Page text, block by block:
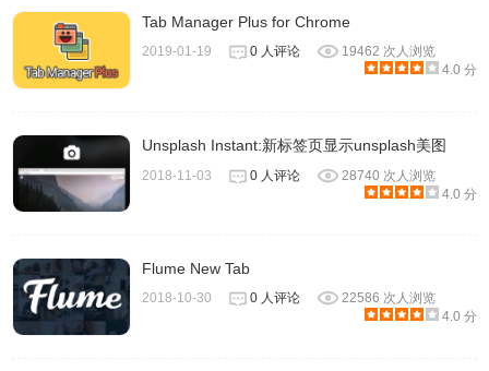
Tab Manager Plus for Chrome
2019-01-19 0 人评论
19462 次人浏览
4.0 分
Unsplash Instant:新标签页显示unsplash美图
2018-11-03 0 人评论
28740 次人浏览
4.0 分
Flume New Tab
2018-10-30 0 人评论
22586 次人浏览
4.0 分